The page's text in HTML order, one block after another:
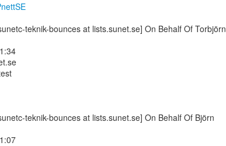
teknik-bounces at lists.sunet.se] On Behalf Of Torbjörn
teknik-bounces at lists.sunet.se] On Behalf Of Björn